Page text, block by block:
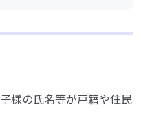
様の氏名等が戸籍や住民